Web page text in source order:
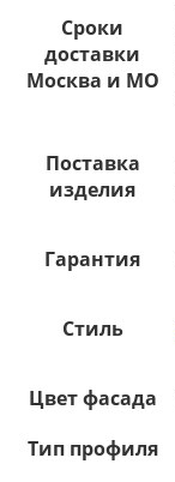
Сроки
доставки
Москва и МО
Поставка
изделия
Гарантия
Стиль
Цвет фасада
Тип профиля